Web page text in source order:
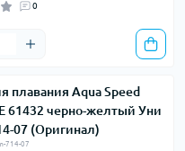
0
плавания Aqua Speed
61432 черно-желтый Уни
07 (Оригинал)
714-07